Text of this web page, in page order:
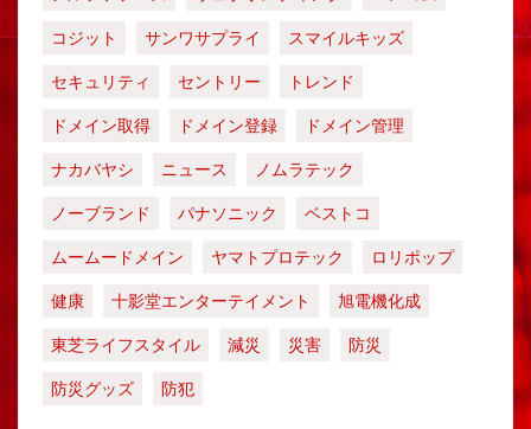
コジット
サンワサプライ
スマイルキッズ
セキュリティ
セントリー
トレンド
ドメイン取得
ドメイン登録
ドメイン管理
ナカバヤシ
ニュース
ノムラテック
ノーブランド
パナソニック
ベストコ
ムームードメイン
ヤマトプロテック
ロリポップ
健康
十影堂エンターテイメント
旭電機化成
東芝ライフスタイル
減災 災害
防災
防災グッズ
防犯